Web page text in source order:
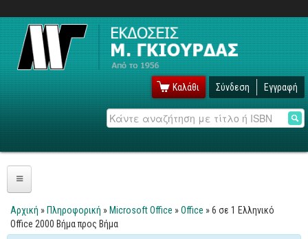
Καλάθι Σύνδεση Εγγραφή
Αναζήτηση
Πληροφορική
Λειτουργικά
Είστε εδώ
Αρχική » Πληροφορική » Microsoft Office »Office » 6 σε 1 Ελληνικό
Office 2000 Βήμα προς Βήμα